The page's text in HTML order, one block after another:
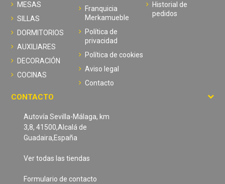
MESAS
SILLAS
DORMITORIOS
AUXILIARES
DECORACIÓN
COCINAS
Franquicia
Merkamueble
Política de
privacidad
Política de cookies
Aviso legal
Contacto
Historial de
pedidos
CONTACTO
Autovía Sevilla-Málaga, km
3,8, 41500,Alcalá de
Guadaira,España
Ver todas las tiendas
Formulario de contacto